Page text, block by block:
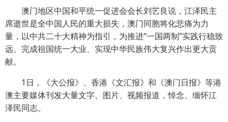
澳门地区中国和平统一促进会会长刘艺良说，江泽民主
席逝世是全中国人民的重大损失，澳门同胞将化悲痛为力
量，以中共二十大精神为指引，为推进“一国两制”实践行稳致
远、完成祖国统一大业、实现中华民族伟大复兴作出更大贡
献。
1日，《大公报》、香港《文汇报》和《澳门日报》等港
澳主要媒体刊发大量文字、图片、视频报道，悼念、缅怀江
泽民同志。